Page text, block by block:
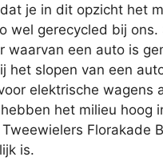
je in dit opzicht het
wel gerecycled bij ons.
waarvan een auto is
het slopen van een
elektrische wagens
het milieu hoog
Florakade
is.